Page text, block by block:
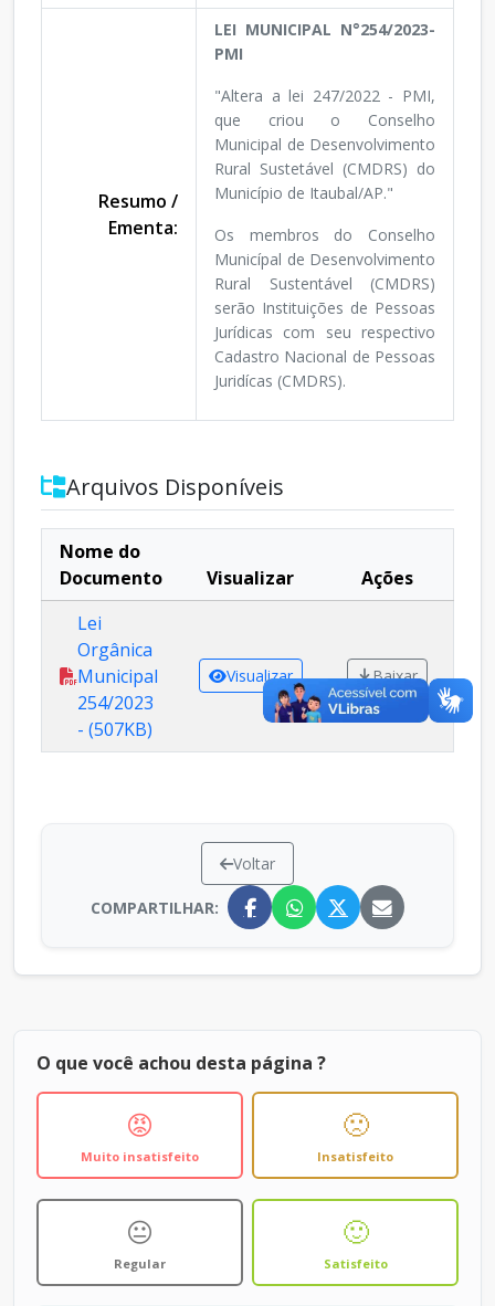
Resumo /
Ementa:
LEI MUNICIPAL N°254/2023-
PMI
"Altera a lei 247/2022 - PMI,
que criou o Conselho
Municipal de Desenvolvimento
Rural Sustetável (CMDRS) do
Município de Itaubal/AP."
Os membros do Conselho
Municípal de Desenvolvimento
Rural Sustentável (CMDRS)
serão Instituições de Pessoas
Jurídicas com seu respectivo
Cadastro Nacional de Pessoas
Juridícas (CMDRS).
Arquivos Disponíveis
Nome do
Documento
Visualizar
Ações
Lei
Orgânica
Municipal
254/2023
- (507KB)
Visualizar Baixar
Voltar
COMPARTILHAR:
O que você achou desta página ?
😡
Muito insatisfeito
🙁
Insatisfeito
😐
Regular
🙂
Satisfeito